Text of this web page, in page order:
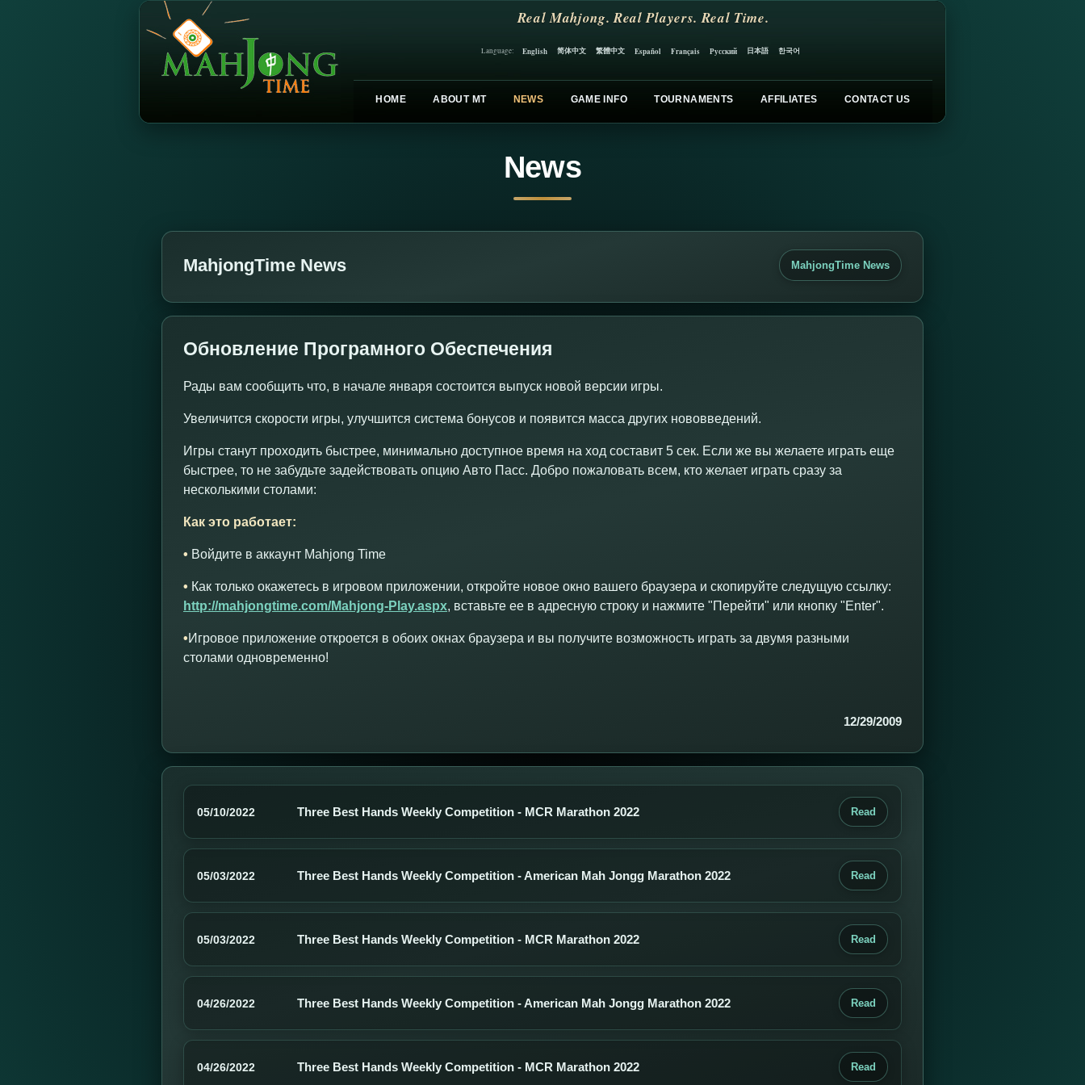
Real Mahjong. Real Players. Real Time.
Language: English 简体中文 繁體中文 Español Français Русский 日本語 한국어
HOME ABOUT MT NEWS GAME INFO TOURNAMENTS AFFILIATES CONTACT US
News
MahjongTime News MahjongTime News
Обновление Програмного Обеспечения
Рады вам сообщить что, в начале января состоится выпуск новой версии игры.
Увеличится скорости игры, улучшится система бонусов и появится масса других нововведений.
Игры станут проходить быстрее, минимально доступное время на ход составит 5 сек. Если же вы желаете играть еще
быстрее, то не забудьте задействовать опцию Авто Пасс. Добро пожаловать всем, кто желает играть сразу за
несколькими столами:
Как это работает:
• Войдите в аккаунт Mahjong Time
• Как только окажетесь в игровом приложении, откройте новое окно вашего браузера и скопируйте следущую ссылку:
http://mahjongtime.com/Mahjong-Play.aspx, вставьте ее в адресную строку и нажмите "Перейти" или кнопку "Enter".
•Игровое приложение откроется в обоих окнах браузера и вы получите возможность играть за двумя разными
столами одновременно!
12/29/2009
05/10/2022 Three Best Hands Weekly Competition - MCR Marathon 2022 Read
05/03/2022 Three Best Hands Weekly Competition - American Mah Jongg Marathon 2022 Read
05/03/2022 Three Best Hands Weekly Competition - MCR Marathon 2022 Read
04/26/2022 Three Best Hands Weekly Competition - American Mah Jongg Marathon 2022 Read
04/26/2022 Three Best Hands Weekly Competition - MCR Marathon 2022 Read